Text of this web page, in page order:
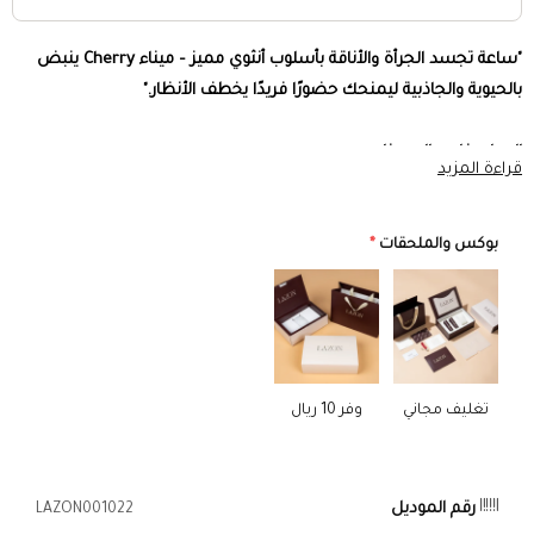
"ساعة تجسد الجرأة والأناقة بأسلوب أنثوي مميز – ميناء Cherry ينبض
بالحيوية والجاذبية ليمنحك حضورًا فريدًا يخطف الأنظار."
تفاصيل راقية.
– حجم أنيق يناسب معصمك برقة ويضفي لمسة
ساحرة.
ميناء Cherry بلمسات جذابة
– يعكس جرأة اللون وجماله في تصميم
أرقام رومانية كلاسيكية
– تمنح الساعة لمسة من العراقة والفخامة.
ليحافظ على لمعانه الدائم.
قراءة المزيد
بوكس والملحقات *
تغليف مجاني وفر 10 ريال
رقم الموديل LAZON001022